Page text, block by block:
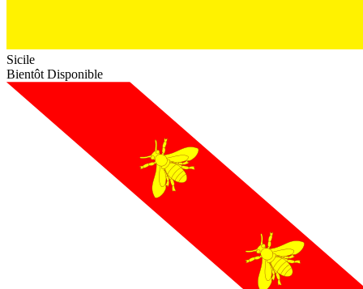
Sicile
Bientôt Disponible